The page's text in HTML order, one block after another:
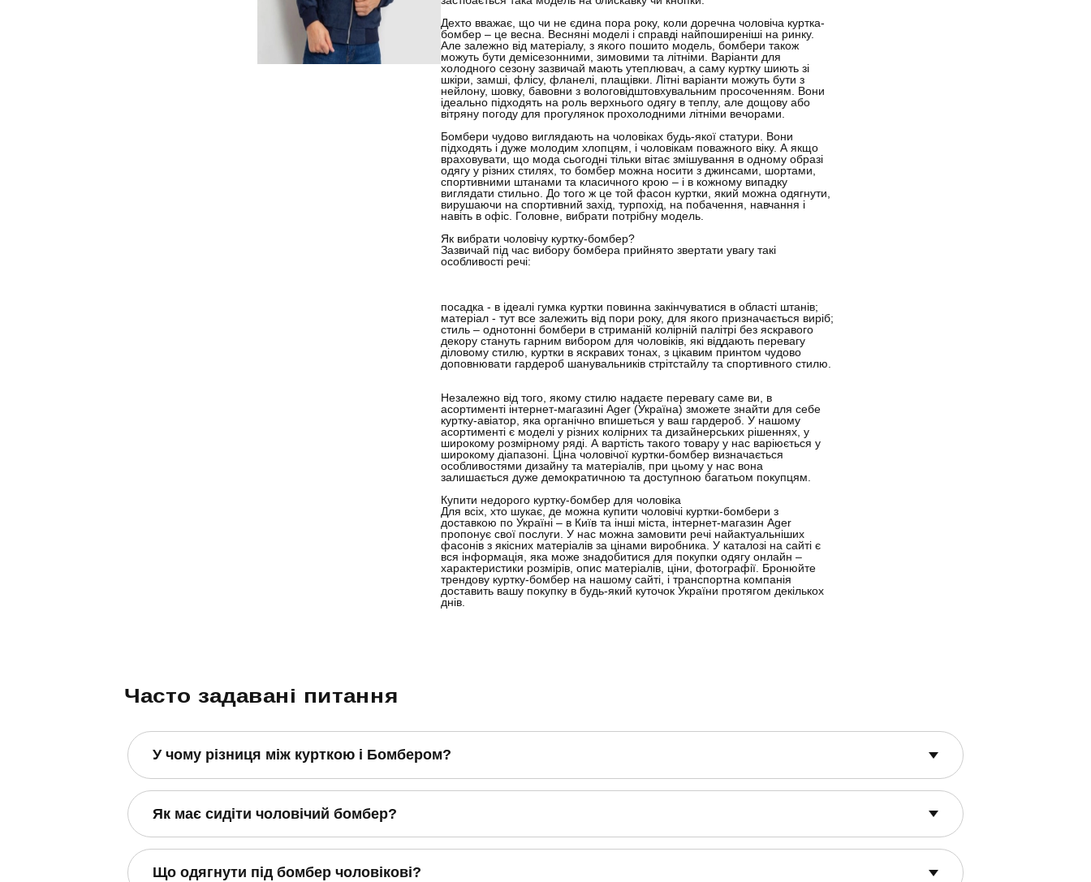
Дехто вважає, що чи не єдина пора року, коли доречна чоловіча куртка-
бомбер – це весна. Весняні моделі і справді найпоширеніші на ринку.
Але залежно від матеріалу, з якого пошито модель, бомбери також
можуть бути демісезонними, зимовими та літніми. Варіанти для
холодного сезону зазвичай мають утеплювач, а саму куртку шиють зі
шкіри, замші, флісу, фланелі, плащівки. Літні варіанти можуть бути з
нейлону, шовку, бавовни з вологовідштовхувальним просоченням. Вони
ідеально підходять на роль верхнього одягу в теплу, але дощову або
вітряну погоду для прогулянок прохолодними літніми вечорами.
Бомбери чудово виглядають на чоловіках будь-якої статури. Вони
підходять і дуже молодим хлопцям, і чоловікам поважного віку. А якщо
враховувати, що мода сьогодні тільки вітає змішування в одному образі
одягу у різних стилях, то бомбер можна носити з джинсами, шортами,
спортивними штанами та класичного крою – і в кожному випадку
виглядати стильно. До того ж це той фасон куртки, який можна одягнути,
вирушаючи на спортивний захід, турпохід, на побачення, навчання і
навіть в офіс. Головне, вибрати потрібну модель.
Як вибрати чоловічу куртку-бомбер?
Зазвичай під час вибору бомбера прийнято звертати увагу такі
особливості речі:
посадка - в ідеалі гумка куртки повинна закінчуватися в області штанів;
матеріал - тут все залежить від пори року, для якого призначається виріб;
стиль – однотонні бомбери в стриманій колірній палітрі без яскравого
декору стануть гарним вибором для чоловіків, які віддають перевагу
діловому стилю, куртки в яскравих тонах, з цікавим принтом чудово
доповнювати гардероб шанувальників стрітстайлу та спортивного стилю.
Незалежно від того, якому стилю надаєте перевагу саме ви, в
асортименті інтернет-магазині Ager (Україна) зможете знайти для себе
куртку-авіатор, яка органічно впишеться у ваш гардероб. У нашому
асортименті є моделі у різних колірних та дизайнерських рішеннях, у
широкому розмірному ряді. А вартість такого товару у нас варіюється у
широкому діапазоні. Ціна чоловічої куртки-бомбер визначається
особливостями дизайну та матеріалів, при цьому у нас вона
залишається дуже демократичною та доступною багатьом покупцям.
Купити недорого куртку-бомбер для чоловіка
Для всіх, хто шукає, де можна купити чоловічі куртки-бомбери з
доставкою по Україні – в Київ та інші міста, інтернет-магазин Ager
пропонує свої послуги. У нас можна замовити речі найактуальніших
фасонів з якісних матеріалів за цінами виробника. У каталозі на сайті є
вся інформація, яка може знадобитися для покупки одягу онлайн –
характеристики розмірів, опис матеріалів, ціни, фотографії. Бронюйте
трендову куртку-бомбер на нашому сайті, і транспортна компанія
доставить вашу покупку в будь-який куточок України протягом декількох
днів.
Часто задавані питання
У чому різниця між курткою і Бомбером?
Як має сидіти чоловічий бомбер?
Що одягнути під бомбер чоловікові?